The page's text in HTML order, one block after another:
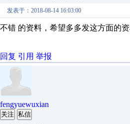
发表于：2018-08-14 16:03:00
不错 的资料，希望多多发这方面的资
回复 引用 举报
fengyuewuxian
关注 私信